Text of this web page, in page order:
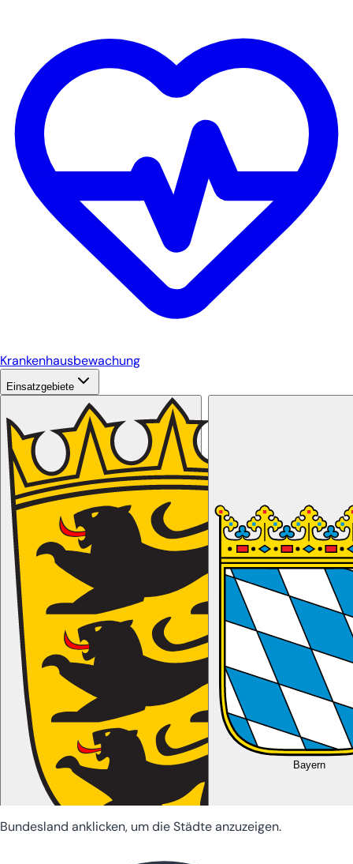
Krankenhausbewachung
Einsatzgebiete
Bayern
Bundesland anklicken, um die Städte anzuzeigen.